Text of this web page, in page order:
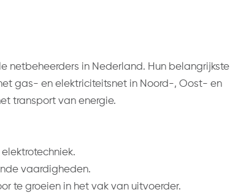
netbeheerders in Nederland. Hun belangrijkste
gas- en elektriciteitsnet in Noord-, Oost- en
transport van energie.
vaardigheden.
te groeien in het vak van uitvoerder.